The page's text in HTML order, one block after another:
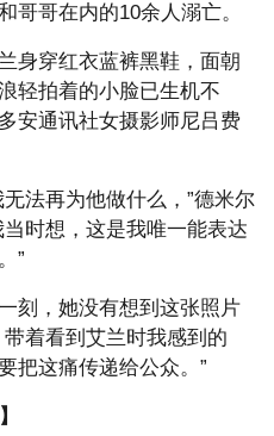
哥哥在内的10余人溺亡。
身穿红衣蓝裤黑鞋，面朝
轻拍着的小脸已生机不
安通讯社女摄影师尼吕费
法再为他做什么，”德米尔
时想，这是我唯一能表达
”
刻，她没有想到这张照片
着看到艾兰时我感到的
把这痛传递给公众。”